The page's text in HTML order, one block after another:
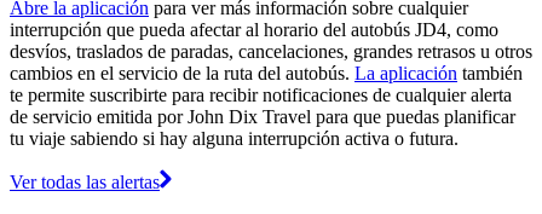
Abre la aplicación para ver más información sobre cualquier
interrupción que pueda afectar al horario del autobús JD4, como
desvíos, traslados de paradas, cancelaciones, grandes retrasos u otros
cambios en el servicio de la ruta del autobús. La aplicación también
te permite suscribirte para recibir notificaciones de cualquier alerta
de servicio emitida por John Dix Travel para que puedas planificar
tu viaje sabiendo si hay alguna interrupción activa o futura.
Ver todas las alertas